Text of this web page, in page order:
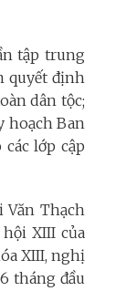
tập trung
quyết định
dân tộc;
hoạch Ban
lớp cập
Văn Thạch
XIII của
XIII, nghị
tháng đầu